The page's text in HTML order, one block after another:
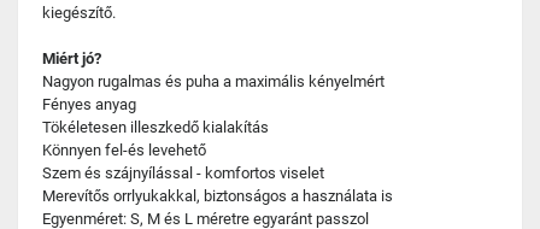
kiegészítő.
Miért jó?
Nagyon rugalmas és puha a maximális kényelmért
Fényes anyag
Tökéletesen illeszkedő kialakítás
Könnyen fel-és levehető
Szem és szájnyílással - komfortos viselet
Merevítős orrlyukakkal, biztonságos a használata is
Egyenméret: S, M és L méretre egyaránt passzol